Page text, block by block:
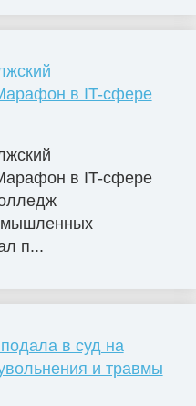
в IT-сфере
в IT-сфере
п...
в суд на
и травмы